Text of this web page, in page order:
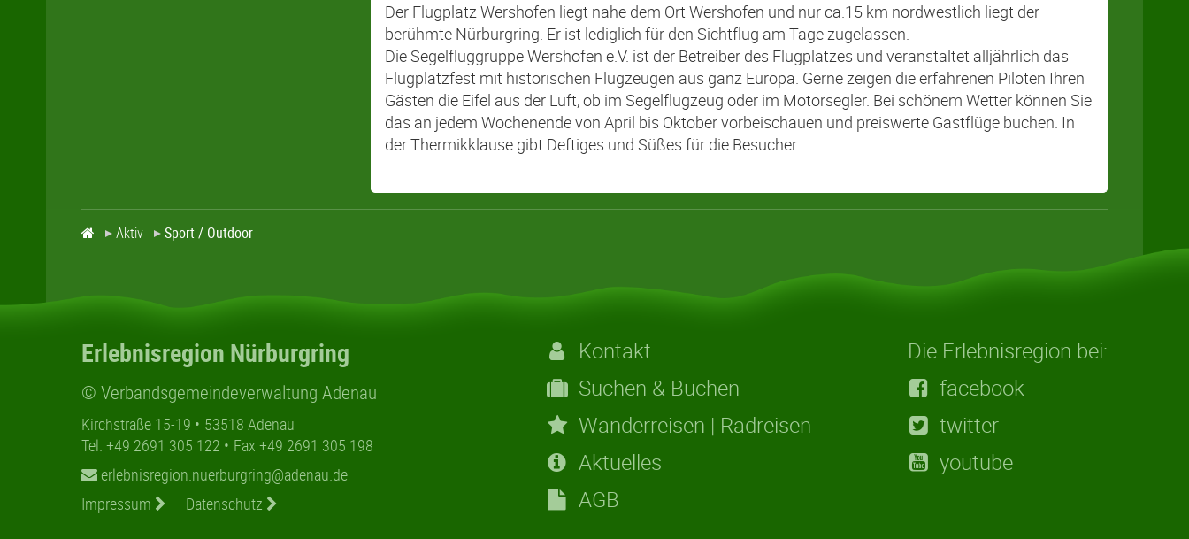
Der Flugplatz Wershofen liegt nahe dem Ort Wershofen und nur ca.15 km nordwestlich liegt der
berühmte Nürburgring. Er ist lediglich für den Sichtflug am Tage zugelassen.
Die Segelfluggruppe Wershofen e.V. ist der Betreiber des Flugplatzes und veranstaltet alljährlich das
Flugplatzfest mit historischen Flugzeugen aus ganz Europa. Gerne zeigen die erfahrenen Piloten Ihren
Gästen die Eifel aus der Luft, ob im Segelflugzeug oder im Motorsegler. Bei schönem Wetter können Sie
das an jedem Wochenende von April bis Oktober vorbeischauen und preiswerte Gastflüge buchen. In
der Thermikklause gibt Deftiges und Süßes für die Besucher
Aktiv Sport / Outdoor
Erlebnisregion Nürburgring
© Verbandsgemeindeverwaltung Adenau
Kirchstraße 15-19
53518 Adenau
Tel. +49 2691 305 122
Fax +49 2691 305 198
erlebnisregion.nuerburgring@adenau.de
Impressum
Datenschutz
Kontakt
Suchen & Buchen
Wanderreisen | Radreisen
Aktuelles
AGB
Die Erlebnisregion bei:
facebook
twitter
youtube